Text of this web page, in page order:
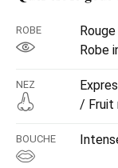
ROBE
Robe
NEZ
/ Fruit
BOUCHE